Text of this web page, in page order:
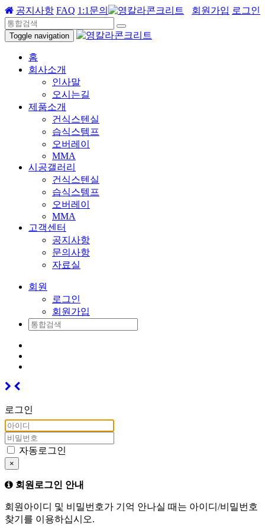
공지사항 FAQ 1:1문의 회원가입 로그인
Toggle navigation
홈
회사소개
인사말
오시는길
제품소개
건식스텐실
습식스템프
오버레이
MMA
시공갤러리
건식스텐실
습식스템프
오버레이
MMA
고객센터
공지사항
문의사항
자료실
회원
로그인
회원가입
로그인
자동로그인
×
회원로그인 안내
회원아이디 및 비밀번호가 기억 안나실 때는 아이디/비밀번호
찾기를 이용하십시오.